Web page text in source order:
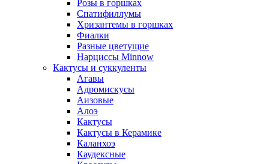
Розы в горшках
Спатифиллумы
Хризантемы в горшках
Фиалки
Разные цветущие
Нарциссы Minnow
Кактусы и суккуленты
Агавы
Адромискусы
Аизовые
Алоэ
Кактусы
Кактусы в Керамике
Каланхоэ
Каудексные